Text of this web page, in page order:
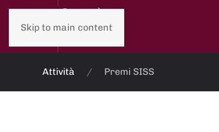
Skip to main content
Attività Premi SISS